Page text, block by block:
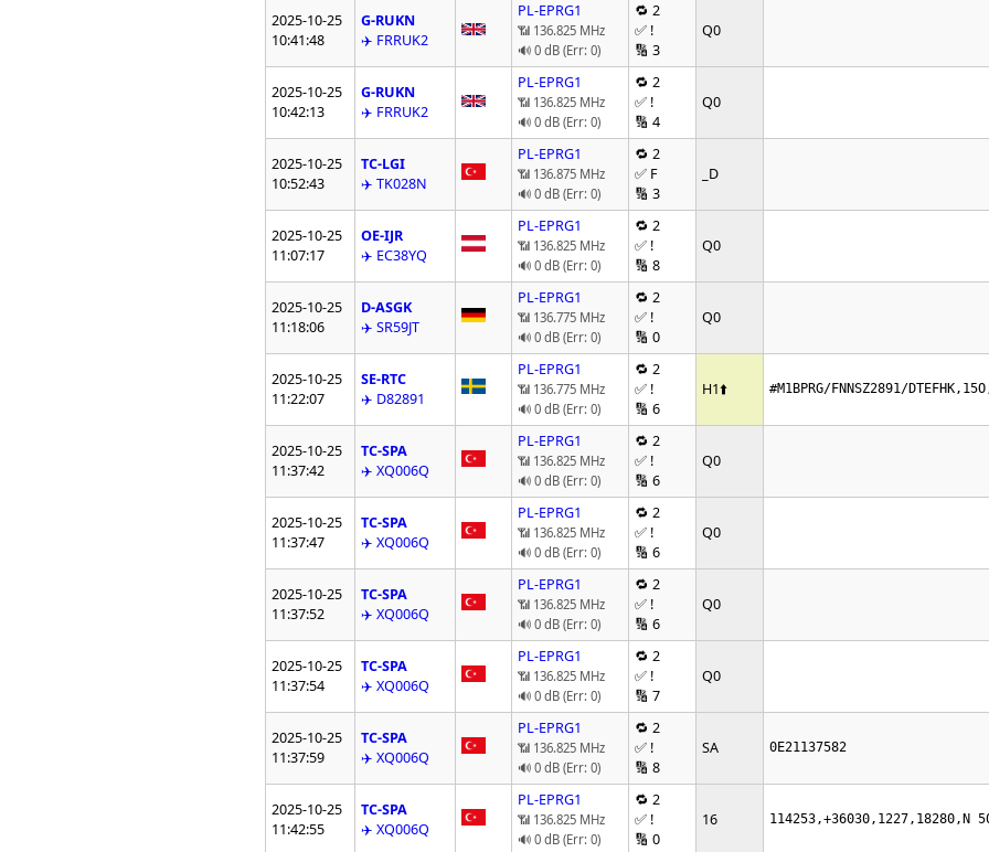
2025-10-25
10:41:48
G-RUKN
✈️ FRRUK2
PL-EPRG1
📶 136.825 MHz
🔊 0 dB (Err: 0)
🔁 2
✅ !
🔢 3
Q0
2025-10-25
10:42:13
G-RUKN
✈️ FRRUK2
PL-EPRG1
📶 136.825 MHz
🔊 0 dB (Err: 0)
🔁 2
✅ !
🔢 4
Q0
2025-10-25
10:52:43
TC-LGI
✈️ TK028N
PL-EPRG1
📶 136.875 MHz
🔊 0 dB (Err: 0)
🔁 2
✅ F
🔢 3
_D
2025-10-25
11:07:17
OE-IJR
✈️ EC38YQ
PL-EPRG1
📶 136.825 MHz
🔊 0 dB (Err: 0)
🔁 2
✅ !
🔢 8
Q0
2025-10-25
11:18:06
D-ASGK
✈️ SR59JT
PL-EPRG1
📶 136.775 MHz
🔊 0 dB (Err: 0)
🔁 2
✅ !
🔢 0
Q0
2025-10-25
11:22:07
SE-RTC
✈️ D82891
PL-EPRG1
📶 136.775 MHz
🔊 0 dB (Err: 0)
🔁 2
✅ !
🔢 6
H1⬆️ #M1BPRG/FNNSZ2891/
2025-10-25
11:37:42
TC-SPA
✈️ XQ006Q
PL-EPRG1
📶 136.825 MHz
🔊 0 dB (Err: 0)
🔁 2
✅ !
🔢 6
Q0
2025-10-25
11:37:47
TC-SPA
✈️ XQ006Q
PL-EPRG1
📶 136.825 MHz
🔊 0 dB (Err: 0)
🔁 2
✅ !
🔢 6
Q0
2025-10-25
11:37:52
TC-SPA
✈️ XQ006Q
PL-EPRG1
📶 136.825 MHz
🔊 0 dB (Err: 0)
🔁 2
✅ !
🔢 6
Q0
2025-10-25
11:37:54
TC-SPA
✈️ XQ006Q
PL-EPRG1
📶 136.825 MHz
🔊 0 dB (Err: 0)
🔁 2
✅ !
🔢 7
Q0
2025-10-25
11:37:59
TC-SPA
✈️ XQ006Q
PL-EPRG1
📶 136.825 MHz
🔊 0 dB (Err: 0)
🔁 2
✅ !
🔢 8
SA 0E21137582
2025-10-25
11:42:55
TC-SPA
✈️ XQ006Q
PL-EPRG1
📶 136.825 MHz
🔊 0 dB (Err: 0)
🔁 2
✅ !
🔢 0
16